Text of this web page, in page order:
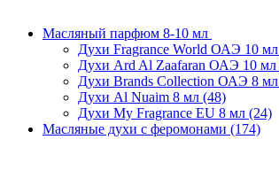
Масляный парфюм 8-10 мл
Духи Fragrance World ОАЭ 10 мл
Духи Ard Al Zaafaran ОАЭ 10 мл
Духи Brands Collection ОАЭ 8 мл
Духи Al Nuaim 8 мл (48)
Духи My Fragrance EU 8 мл (24)
Масляные духи с феромонами (174)